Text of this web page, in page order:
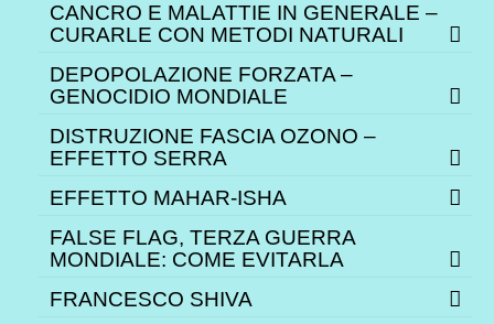
CANCRO E MALATTIE IN GENERALE –
CURARLE CON METODI NATURALI
DEPOPOLAZIONE FORZATA –
GENOCIDIO MONDIALE
DISTRUZIONE FASCIA OZONO –
EFFETTO SERRA
EFFETTO MAHAR-ISHA
FALSE FLAG, TERZA GUERRA
MONDIALE: COME EVITARLA
FRANCESCO SHIVA